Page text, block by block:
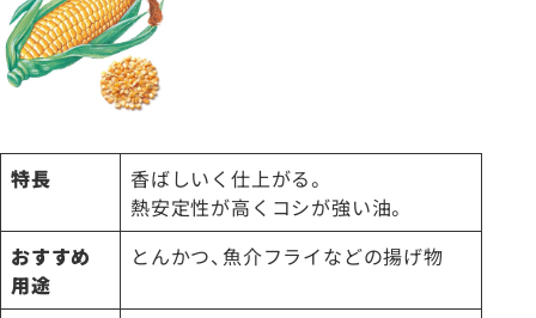
特長
香ばしいく仕上がる。
熱安定性が高くコシが強い油。
おすすめ
用途
とんかつ、魚介フライなどの揚げ物